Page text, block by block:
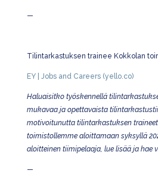
—
Tilintarkastuksen trainee Kokkolan
EY | Jobs and Careers (yello.co)
Haluaisitko työskennellä
mukavaa ja opettavaista
motivoitunutta tilintarkastuksen
toimistollemme aloittamaan syksyllä
aloitteinen tiimipelaaja, lue lisää ja hae
—